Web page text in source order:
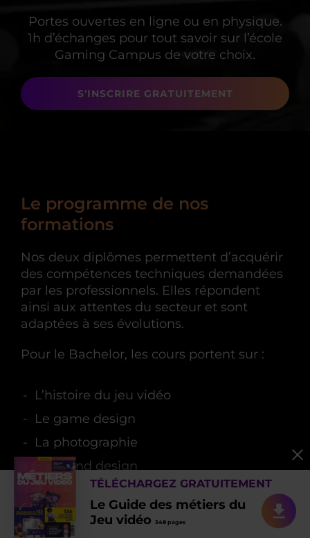
Portes ouvertes en ligne ou en physique.
1h d’échanges pour tout savoir sur l’école
Gaming Campus de votre choix.
S'INSCRIRE GRATUITEMENT
Le programme de nos
formations
Nos deux diplômes permettent d’acquérir
des compétences techniques demandées
par les professionnels. Elles répondent
ainsi aux attentes du secteur et sont
adaptées à ses évolutions.
Pour le Bachelor, les cours portent sur :
L’histoire du jeu vidéo
Le game design
La photographie
Le sound design
L’informatique
Le code
TÉLÉCHARGEZ GRATUITEMENT
Le Guide des métiers du
Jeu vidéo 348 pages